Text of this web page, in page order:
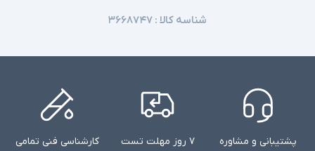
شناسه کالا : ۳۶۶۸۷۴۷
پشتیبانی و مشاوره
۷ روز مهلت تست
کارشناسی فنی تمامی